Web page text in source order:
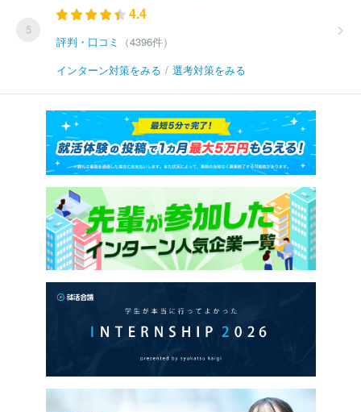
5
4.4
評判・口コミ
（4396件）
インターン対策をみる / 選考対策をみる